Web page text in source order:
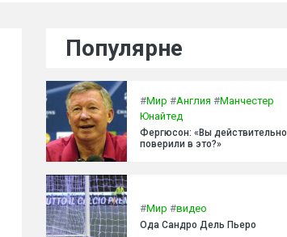
Популярне
#Мир #Англия #Манчестер
Юнайтед
Фергюсон: «Вы действительно
поверили в это?»
#Мир #видео
Ода Сандро Дель Пьеро